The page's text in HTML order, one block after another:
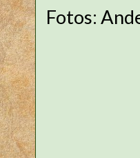
Fotos: